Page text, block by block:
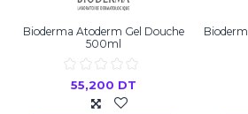
Bioderma Atoderm Gel Douche
500ml
55,200 DT